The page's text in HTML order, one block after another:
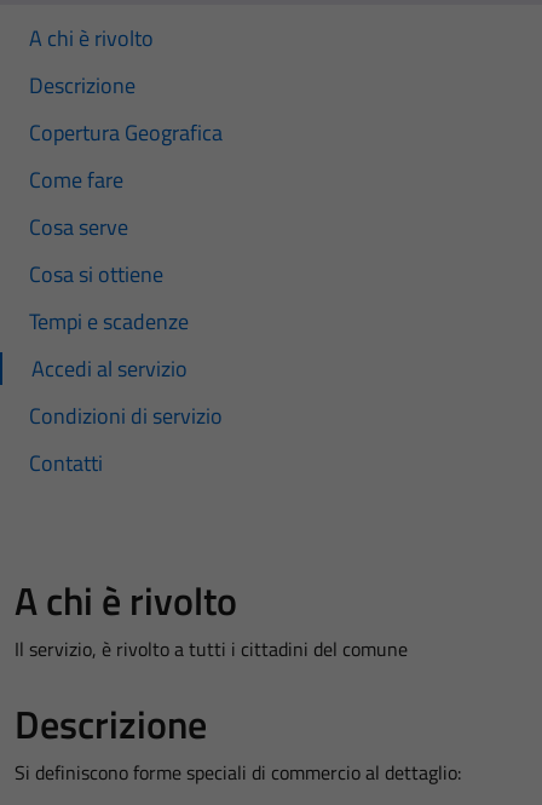
A chi è rivolto
Descrizione
Copertura Geografica
Come fare
Cosa serve
Cosa si ottiene
Tempi e scadenze
Accedi al servizio
Condizioni di servizio
Contatti
A chi è rivolto
Il servizio, è rivolto a tutti i cittadini del comune
Descrizione
Si definiscono forme speciali di commercio al dettaglio: